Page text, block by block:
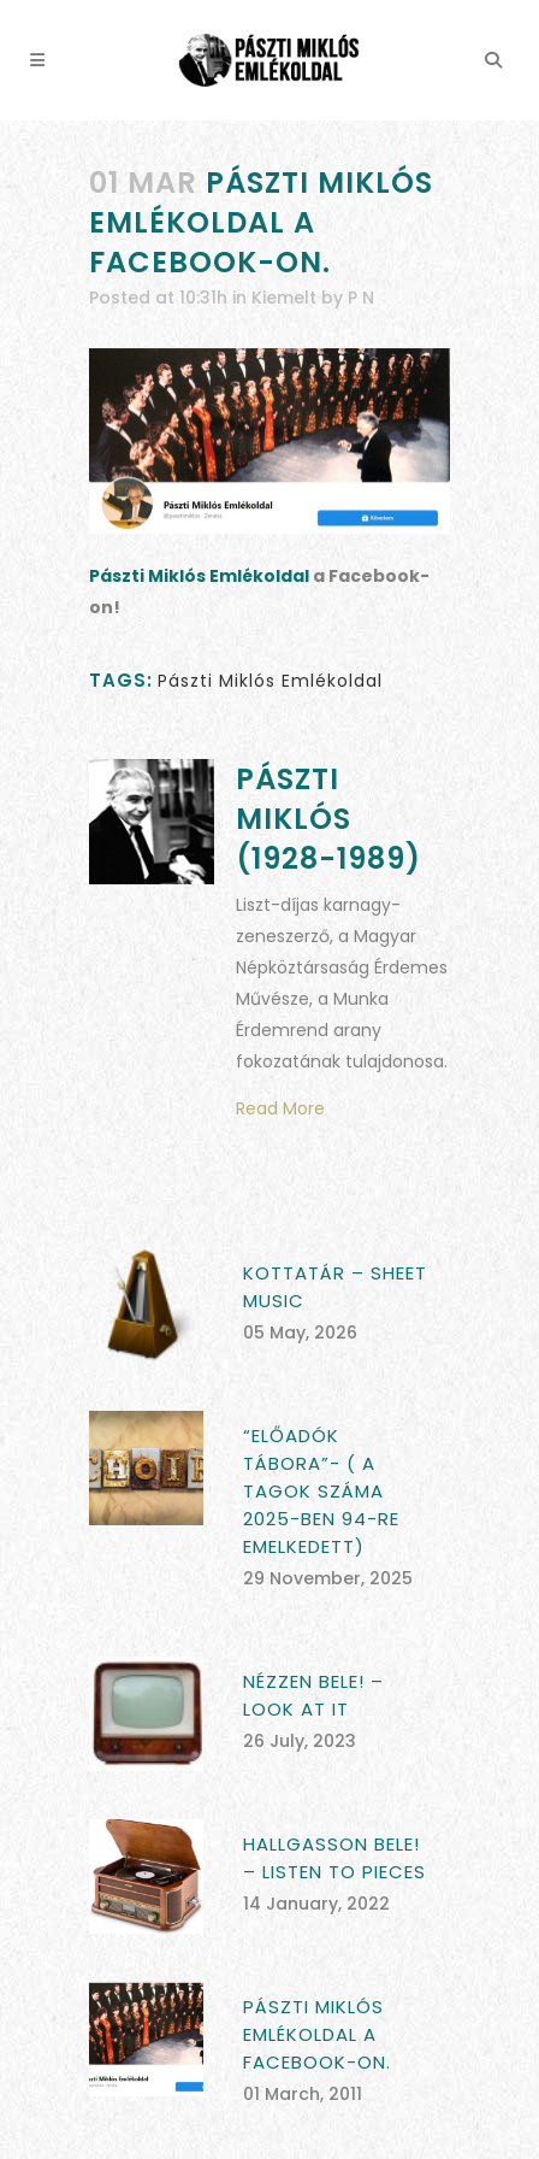
01 MAR PÁSZTI MIKLÓS
EMLÉKOLDAL A
FACEBOOK-ON.
Posted at 10:31h in Kiemelt by P N
Pászti Miklós Emlékoldal a Facebook-
on!
TAGS: Pászti Miklós Emlékoldal
PÁSZTI
MIKLÓS
(1928-1989)
Liszt-díjas karnagy-
zeneszerző, a Magyar
Népköztársaság Érdemes
Művésze, a Munka
Érdemrend arany
fokozatának tulajdonosa.
Read More
KOTTATÁR – SHEET
MUSIC
05 May, 2026
“ELŐADÓK
TÁBORA”- ( A
TAGOK SZÁMA
2025-BEN 94-RE
EMELKEDETT)
29 November, 2025
NÉZZEN BELE! –
LOOK AT IT
26 July, 2023
HALLGASSON BELE!
– LISTEN TO PIECES
14 January, 2022
PÁSZTI MIKLÓS
EMLÉKOLDAL A
FACEBOOK-ON.
01 March, 2011